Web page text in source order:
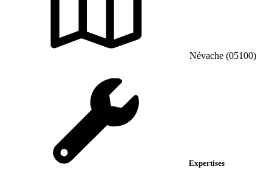
Névache (05100)
Expertises